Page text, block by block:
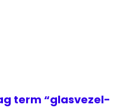
term “glasvezel-